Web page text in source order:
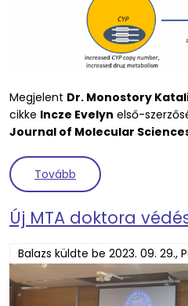
Megjelent Dr. Monostory
cikke Incze Evelyn első-
Journal of Molecular
Tovább (A tumorban
Új MTA doktora
Balazs küldte be 2023. 09. 29.,